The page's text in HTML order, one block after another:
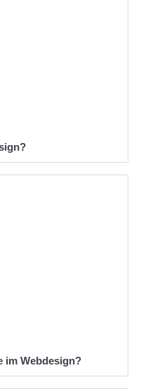
im Webdesign?